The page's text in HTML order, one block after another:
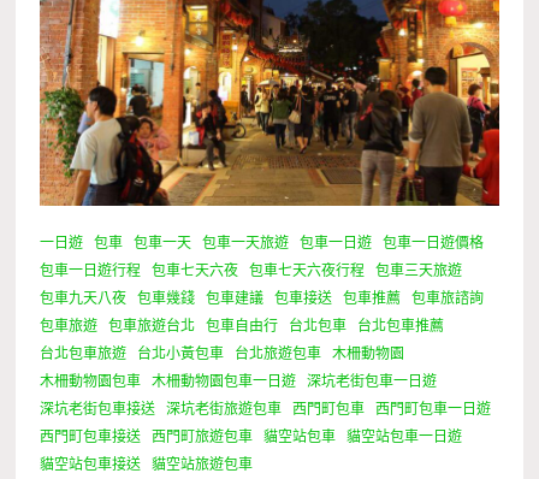
一日遊 包車 包車一天 包車一天旅遊 包車一日遊
包車一日遊價格
包車一日遊行程
包車七天六夜 包車七天六夜行程
包車三天旅遊
包車九天八夜
包車幾錢 包車建議 包車接送 包車推薦
包車旅諮詢
包車旅遊
包車旅遊台北 包車自由行 台北包車
台北包車推薦
台北包車旅遊
台北小黃包車 台北旅遊包車
木柵動物園
木柵動物園包車
木柵動物園包車一日遊
深坑老街包車一日遊
深坑老街包車接送
深坑老街旅遊包車 西門町包車
西門町包車一日遊
西門町包車接送
西門町旅遊包車 貓空站包車
貓空站包車一日遊
貓空站包車接送
貓空站旅遊包車